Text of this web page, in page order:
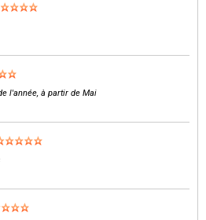
l'année, à partir de Mai